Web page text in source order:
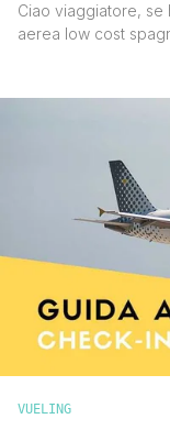
Ciao viaggiatore, se
aerea low cost
Vueling con i relativi
VUELING